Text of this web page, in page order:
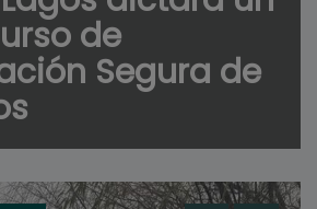
de
Segura de